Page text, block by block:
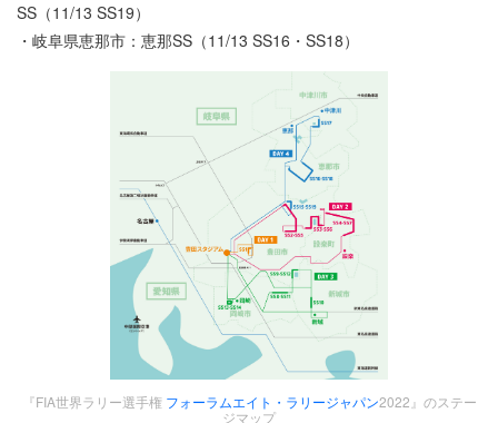
SS（11/13 SS19）
・岐阜県恵那市：恵那SS（11/13 SS16・SS18）
『FIA世界ラリー選手権 フォーラムエイト・ラリージャパン2022』のステー
ジマップ